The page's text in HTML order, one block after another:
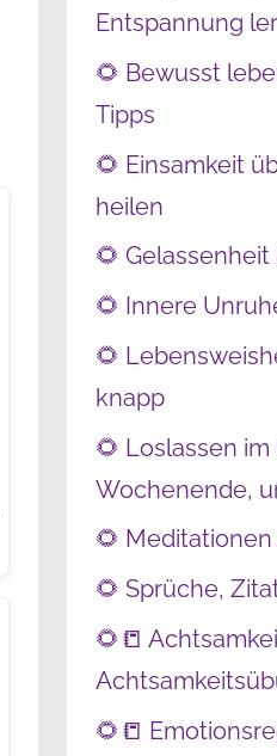
Entspannung
🌻 Bewusst
Tipps
🌻 Einsamkeit
heilen
🌻 Gelassenheit
🌻 Innere
🌻
knapp
🌻 Loslassen
Wochenende,
🌻
🌻 Sprüche,
🌻📒
🌻📒